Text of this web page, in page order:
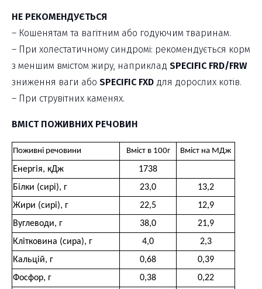
НЕ РЕКОМЕНДУЄТЬСЯ
– Кошенятам та вагітним або годуючим тваринам.
– При холестатичному синдромі: рекомендується корм
з меншим вмістом жиру, наприклад SPECIFIC FRD/FRW
зниження ваги або SPECIFIC FXD для дорослих котів.
– При струвітних каменях.
ВМІСТ ПОЖИВНИХ РЕЧОВИН
Поживні речовини Вміст в 100г Вміст на МДж
Енергія, кДж
1738
Білки (сирі), г
23,0
13,2
Жири (сирі), г
22,5
12,9
Вуглеводи, г
38,0
21,9
Клітковина (сира), г
4,0
2,3
Кальцій, г
0,68
0,39
Фосфор, г
0,38
0,22